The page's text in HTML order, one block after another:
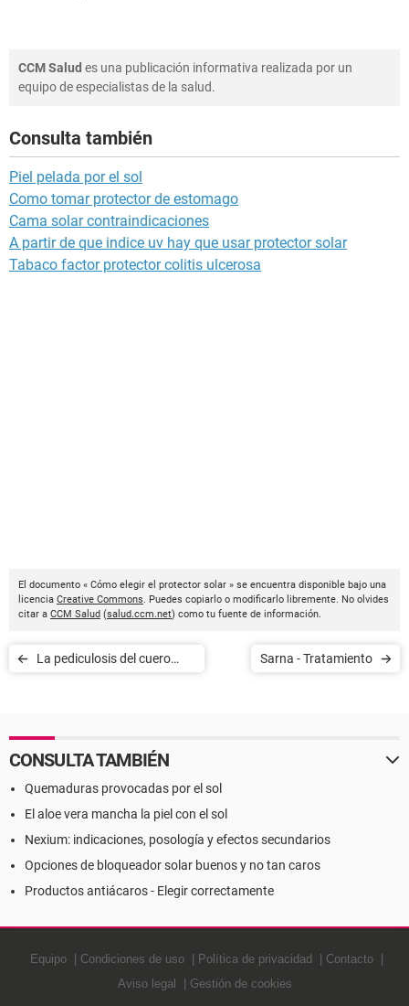
CCM Salud es una publicación informativa realizada por un
equipo de especialistas de la salud.
Consulta también
Piel pelada por el sol
Como tomar protector de estomago
Cama solar contraindicaciones
A partir de que indice uv hay que usar protector solar
Tabaco factor protector colitis ulcerosa
El documento « Cómo elegir el protector solar » se encuentra disponible bajo una
licencia Creative Commons. Puedes copiarlo o modificarlo libremente. No olvides
citar a CCM Salud (salud.ccm.net) como tu fuente de información.
La pediculosis del cuero
Sarna - Tratamiento
CONSULTA TAMBIÉN
Quemaduras provocadas por el sol
El aloe vera mancha la piel con el sol
Nexium: indicaciones, posología y efectos secundarios
Opciones de bloqueador solar buenos y no tan caros
Productos antiácaros - Elegir correctamente
Equipo Condiciones de uso Política de privacidad
Contacto
Aviso legal
Gestión de cookies